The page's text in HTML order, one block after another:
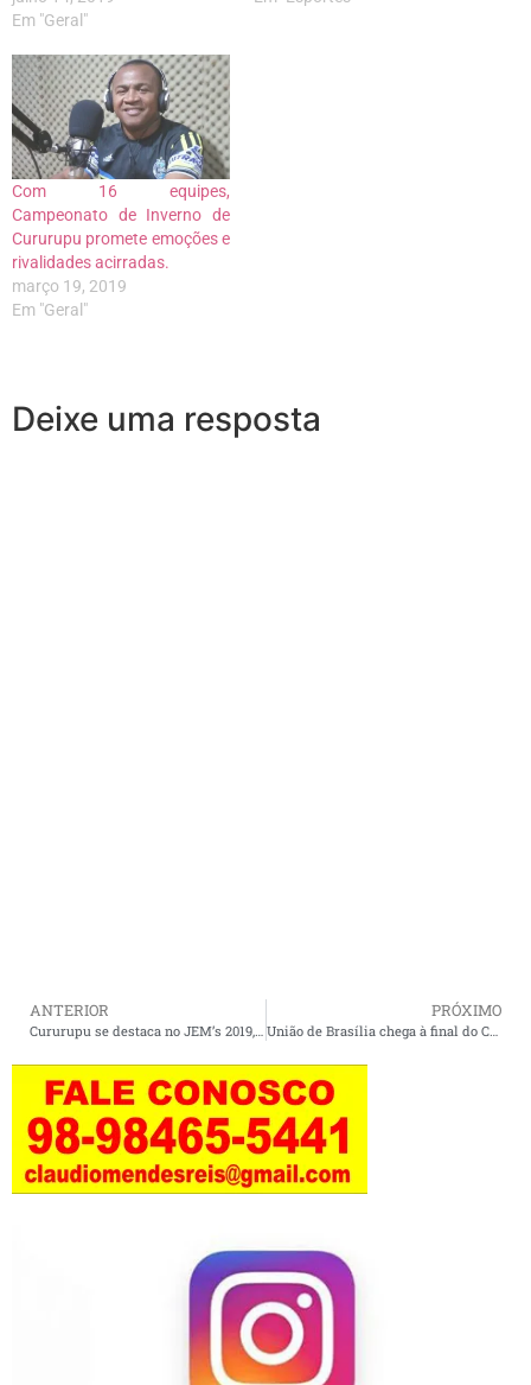
Em "Geral"
Com 16 equipes,
Campeonato de Inverno de
Cururupu promete emoções e
rivalidades acirradas.
março 19, 2019
Em "Geral"
Deixe uma resposta
ANTERIOR
Cururupu se destaca no JEM’s 2019, afirma secretária de educação Gesicleide Fonseca
PRÓXIMO
União de Brasília chega à final do Campeonato de Inverno com investimento do professor Marcos Soares.